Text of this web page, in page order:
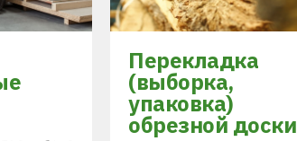
Перекладка
(выборка,
упаковка)
обрезной доски